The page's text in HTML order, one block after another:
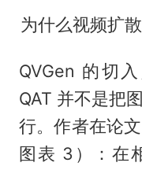
为什么视频扩
QVGen 的切
QAT 并不是把
行。作者在论
图表 3）：在